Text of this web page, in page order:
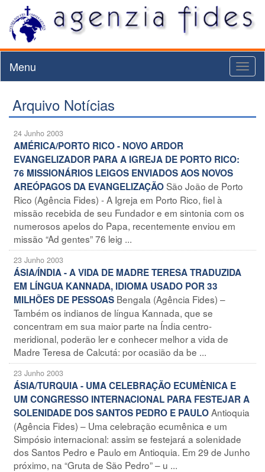
Menu
Arquivo Notícias
24 Junho 2003
AMÉRICA/PORTO RICO - NOVO ARDOR
EVANGELIZADOR PARA A IGREJA DE PORTO RICO:
76 MISSIONÁRIOS LEIGOS ENVIADOS AOS NOVOS
AREÓPAGOS DA EVANGELIZAÇÃOSão João de Porto
Rico (Agência Fides) - A Igreja em Porto Rico, fiel à
missão recebida de seu Fundador e em sintonia com os
numerosos apelos do Papa, recentemente enviou em
missão “Ad gentes” 76 leig ...
23 Junho 2003
ÁSIA/ÍNDIA - A VIDA DE MADRE TERESA TRADUZIDA
EM LÍNGUA KANNADA, IDIOMA USADO POR 33
MILHÕES DE PESSOAS Bengala (Agência Fides) –
Também os indianos de língua Kannada, que se
concentram em sua maior parte na Índia centro-
meridional, poderão ler e conhecer melhor a vida de
Madre Teresa de Calcutá: por ocasião da be ...
23 Junho 2003
ÁSIA/TURQUIA - UMA CELEBRAÇÃO ECUMÈNICA E
UM CONGRESSO INTERNACIONAL PARA FESTEJAR A
SOLENIDADE DOS SANTOS PEDRO E PAULOAntioquia
(Agência Fides) – Uma celebração ecumênica e um
Simpósio internacional: assim se festejará a solenidade
dos Santos Pedro e Paulo em Antioquia. Em 29 de Junho
próximo, na “Gruta de São Pedro” – u ...